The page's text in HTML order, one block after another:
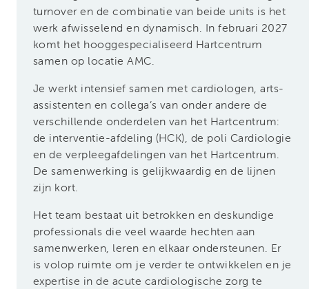
turnover en de combinatie van beide units is het
werk afwisselend en dynamisch. In februari 2027
komt het hooggespecialiseerd Hartcentrum
samen op locatie AMC.
Je werkt intensief samen met cardiologen, arts-
assistenten en collega’s van onder andere de
verschillende onderdelen van het Hartcentrum:
de interventie-afdeling (HCK), de poli Cardiologie
en de verpleegafdelingen van het Hartcentrum.
De samenwerking is gelijkwaardig en de lijnen
zijn kort.
Het team bestaat uit betrokken en deskundige
professionals die veel waarde hechten aan
samenwerken, leren en elkaar ondersteunen. Er
is volop ruimte om je verder te ontwikkelen en je
expertise in de acute cardiologische zorg te